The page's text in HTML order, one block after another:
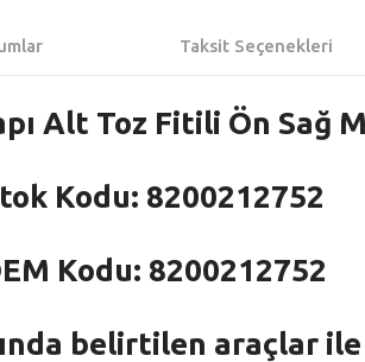
Taksit Seçenekleri
Alt Toz Fitili Ön Sağ
Kodu: 8200212752
Kodu: 8200212752
belirtilen araçlar